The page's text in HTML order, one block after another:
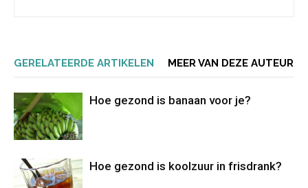
GERELATEERDE ARTIKELEN MEER VAN DEZE AUTEUR
Hoe gezond is banaan voor je?
Hoe gezond is koolzuur in frisdrank?